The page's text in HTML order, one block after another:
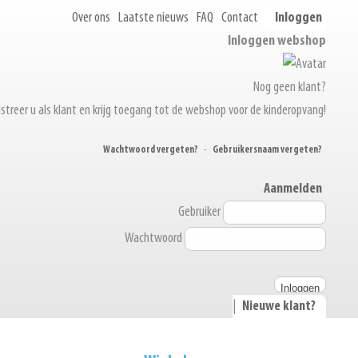
Over ons Laatste nieuws FAQ Contact
Inloggen
Inloggen webshop
Nog geen klant?
u als klant en krijg toegang tot de webshop voor de kinderopvang!
Wachtwoord vergeten? - Gebruikersnaam vergeten?
Aanmelden
Gebruiker
Wachtwoord
Nieuwe klant?